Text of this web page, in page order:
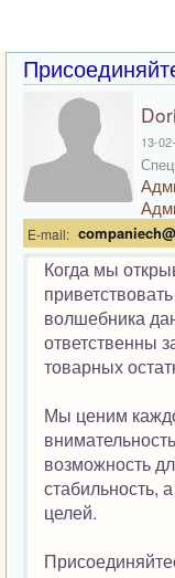
13-
E-mail:
Когда мы
волшебника
ответственны
товарных
Мы ценим
возможность
стабильность,
целей.